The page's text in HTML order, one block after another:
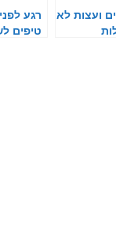
ועצות לא
רגע
טיפים